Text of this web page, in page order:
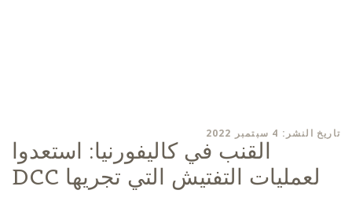
تاريخ النشر: 4 سبتمبر 2022
القنب في كاليفورنيا: استعدوا
لعمليات التفتيش التي تجريها DCC